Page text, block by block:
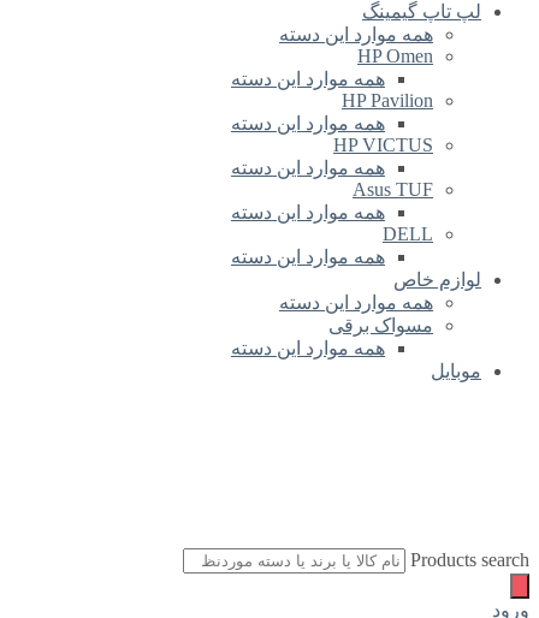
لپ تاپ گیمینگ
همه موارد این دسته
HP Omen
همه موارد این دسته
HP Pavilion
همه موارد این دسته
HP VICTUS
همه موارد این دسته
Asus TUF
همه موارد این دسته
DELL
همه موارد این دسته
لوازم خاص
همه موارد این دسته
مسواک برقی
همه موارد این دسته
موبایل
Products search
ورود